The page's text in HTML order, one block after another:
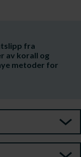
fra
av korall og
metoder for